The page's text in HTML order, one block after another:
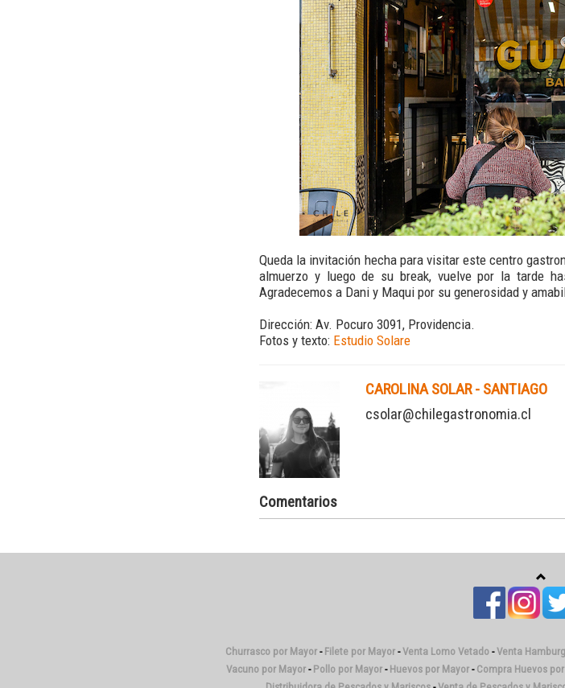
Queda la invitación hecha para visitar este centro
almuerzo y luego de su break, vuelve por la tarde
Agradecemos a Dani y Maqui por su generosidad y
Dirección: Av. Pocuro 3091, Providencia.
Fotos y texto: Estudio Solare
CAROLINA SOLAR - SANTIAGO
csolar@chilegastronomia.cl
Comentarios
Churrasco por Mayor - Filete por Mayor -Venta Lomo Vetado -Venta
Vacuno por Mayor - Pollo por Mayor - Huevos por Mayor - Compra Huevos